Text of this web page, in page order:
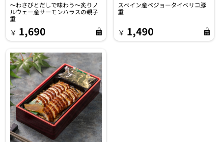
～わさびとだしで味わう～炙りノ
ルウェー産サーモンハラスの親子
重
￥ 1,690
スペイン産ベジョータイベリコ豚
重
￥ 1,490